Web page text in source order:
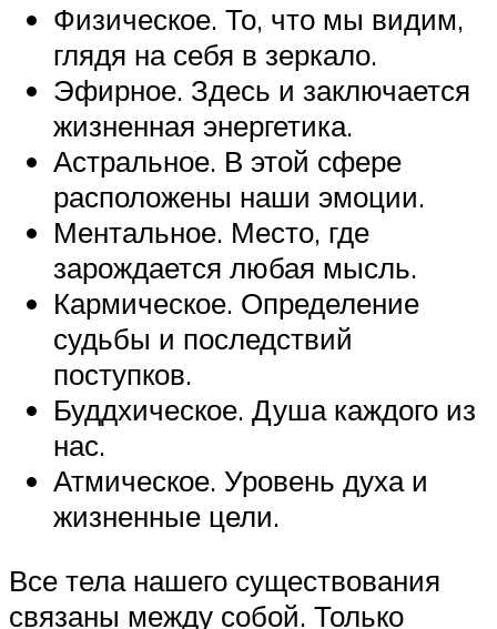
Физическое. То, что мы видим,
глядя на себя в зеркало.
Эфирное. Здесь и заключается
жизненная энергетика.
Астральное. В этой сфере
расположены наши эмоции.
Ментальное. Место, где
зарождается любая мысль.
Кармическое. Определение
судьбы и последствий
поступков.
Буддхическое. Душа каждого из
нас.
Атмическое. Уровень духа и
жизненные цели.
Все тела нашего существования
связаны между собой. Только